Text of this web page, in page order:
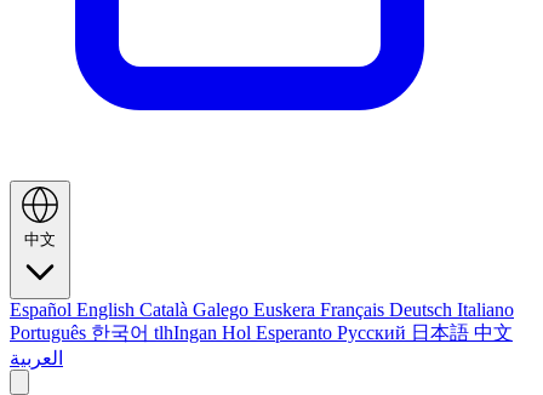
中文
Español English Català Galego Euskera Français Deutsch Italiano
Português 한국어 tlhIngan Hol Esperanto Русский 日本語 中文
العربية